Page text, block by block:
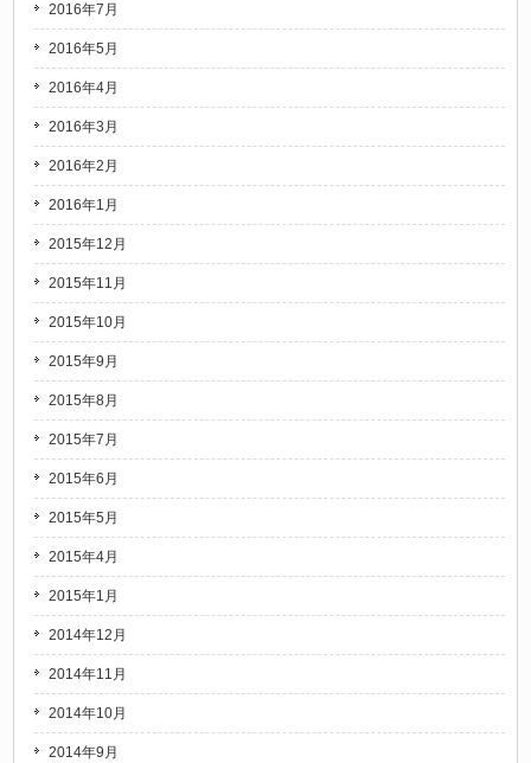
2016年7月
2016年5月
2016年4月
2016年3月
2016年2月
2016年1月
2015年12月
2015年11月
2015年10月
2015年9月
2015年8月
2015年7月
2015年6月
2015年5月
2015年4月
2015年1月
2014年12月
2014年11月
2014年10月
2014年9月